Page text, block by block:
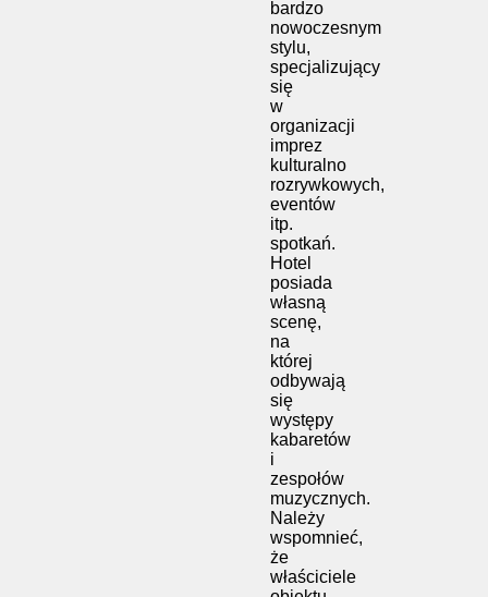
bardzo
nowoczesnym
stylu,
specjalizujący
się
w
organizacji
imprez
kulturalno
rozrywkowych,
eventów
itp.
spotkań.
Hotel
posiada
własną
scenę,
na
której
odbywają
się
występy
kabaretów
i
zespołów
muzycznych.
Należy
wspomnieć,
że
właściciele